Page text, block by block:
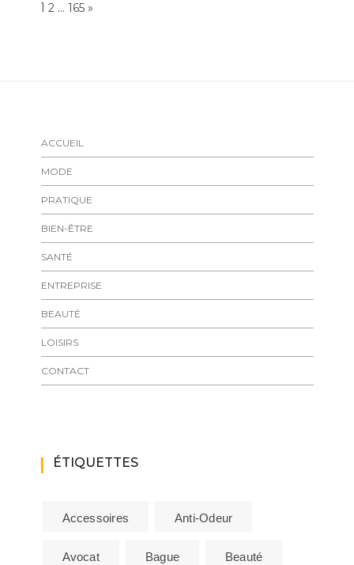
Page:
1 2 … 165 NEXT
»
ACCUEIL
MODE
PRATIQUE
BIEN-ÊTRE
SANTÉ
ENTREPRISE
BEAUTÉ
LOISIRS
CONTACT
ÉTIQUETTES
Accessoires Anti-Odeur
Avocat Bague Beauté